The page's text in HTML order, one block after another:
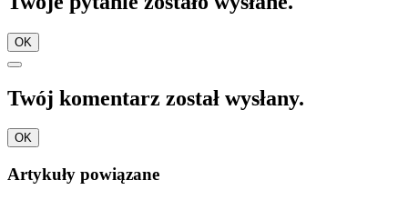
OK
Twój komentarz został wysłany.
OK
Artykuły powiązane